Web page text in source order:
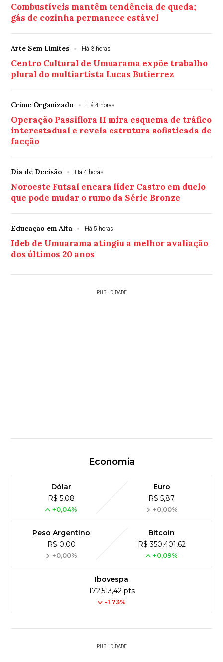
Combustíveis mantêm tendência de queda;
gás de cozinha permanece estável
Arte Sem Limites Há 3 horas
Centro Cultural de Umuarama expõe trabalho
plural do multiartista Lucas Butierrez
Crime Organizado Há 4 horas
Operação Passiflora II mira esquema de tráfico
interestadual e revela estrutura sofisticada de
facção
Dia de Decisão Há 4 horas
Noroeste Futsal encara líder Castro em duelo
que pode mudar o rumo da Série Bronze
Educação em Alta Há 5 horas
Ideb de Umuarama atingiu a melhor avaliação
dos últimos 20 anos
PUBLICIDADE
Economia
Dólar
R$ 5,08
+0,04%
Euro
R$ 5,87
+0,00%
Peso Argentino
R$ 0,00
+0,00%
Bitcoin
R$ 350,401,62
+0,09%
Ibovespa
172,513,42 pts
-1.73%
PUBLICIDADE